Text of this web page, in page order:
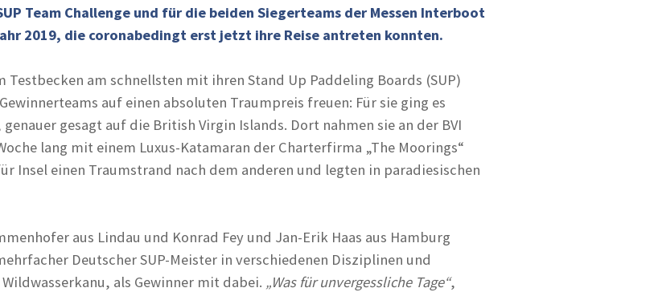
Team Challenge und für die beiden Siegerteams der Messen Interboot
2019, die coronabedingt erst jetzt ihre Reise antreten konnten.
am schnellsten mit ihren Stand Up Paddeling Boards (SUP)
auf einen absoluten Traumpreis freuen: Für sie ging es
gesagt auf die British Virgin Islands. Dort nahmen sie an der BVI
lang mit einem Luxus-Katamaran der Charterfirma „The Moorings“
Insel einen Traumstrand nach dem anderen und legten in paradiesischen
aus Lindau und Konrad Fey und Jan-Erik Haas aus Hamburg
Deutscher SUP-Meister in verschiedenen Disziplinen und
als Gewinner mit dabei. „Was für unvergessliche Tage“,